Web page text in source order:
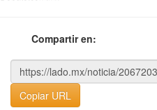
Compartir en:
Copiar URL